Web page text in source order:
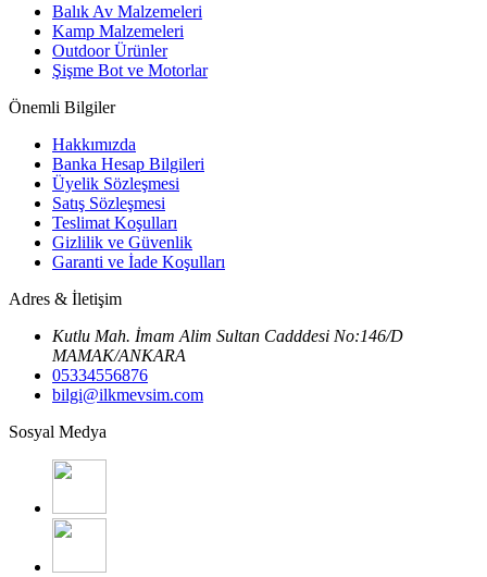
Balık Av Malzemeleri
Kamp Malzemeleri
Outdoor Ürünler
Şişme Bot ve Motorlar
Önemli Bilgiler
Hakkımızda
Banka Hesap Bilgileri
Üyelik Sözleşmesi
Satış Sözleşmesi
Teslimat Koşulları
Gizlilik ve Güvenlik
Garanti ve İade Koşulları
Adres & İletişim
Kutlu Mah. İmam Alim Sultan Cadddesi No:146/D
MAMAK/ANKARA
05334556876
bilgi@ilkmevsim.com
Sosyal Medya